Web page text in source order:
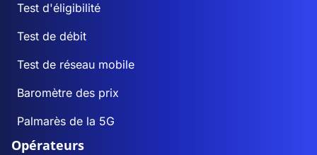
Test d'éligibilité
Test de débit
Test de réseau mobile
Baromètre des prix
Palmarès de la 5G
Opérateurs